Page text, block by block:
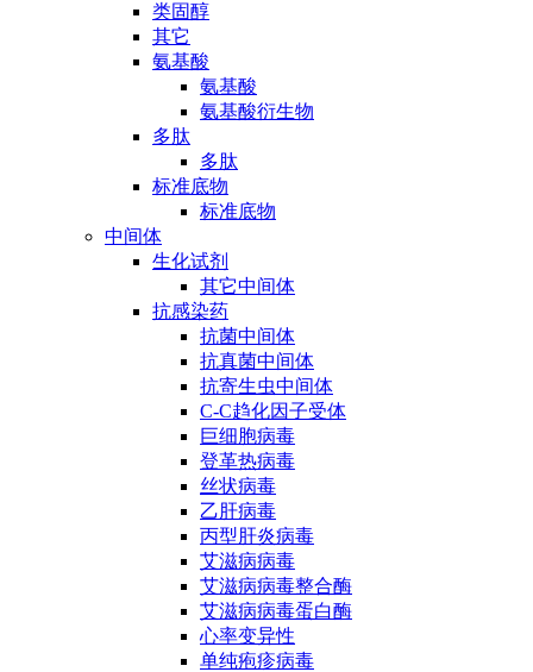
类固醇
其它
氨基酸
氨基酸
氨基酸衍生物
多肽
多肽
标准底物
标准底物
中间体
生化试剂
其它中间体
抗感染药
抗菌中间体
抗真菌中间体
抗寄生虫中间体
C-C趋化因子受体
巨细胞病毒
登革热病毒
丝状病毒
乙肝病毒
丙型肝炎病毒
艾滋病病毒
艾滋病病毒整合酶
艾滋病病毒蛋白酶
心率变异性
单纯疱疹病毒